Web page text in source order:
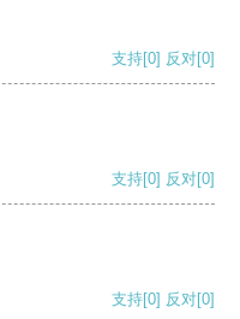
支持[0] 反对[0]
支持[0] 反对[0]
支持[0] 反对[0]